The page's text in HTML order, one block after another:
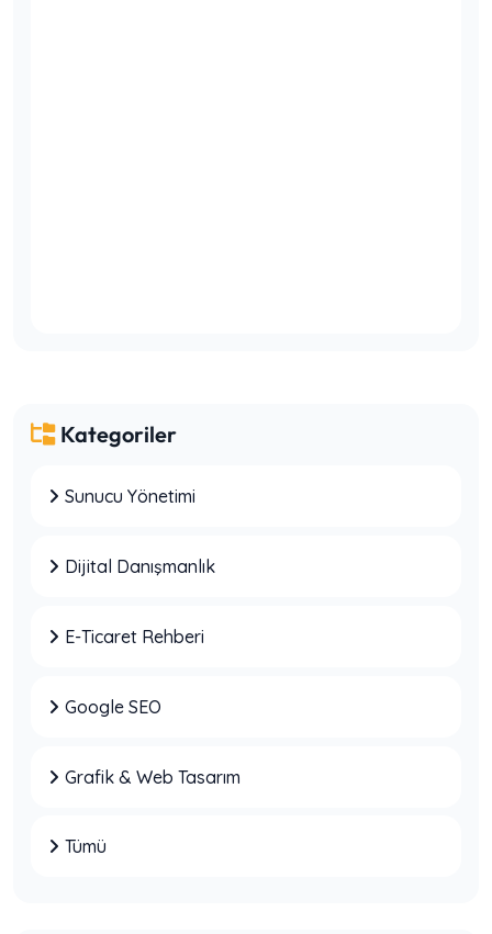
Kategoriler
Sunucu Yönetimi
Dijital Danışmanlık
E-Ticaret Rehberi
Google SEO
Grafik & Web Tasarım
Tümü
İşletmelerin Yaptığı 7 Temel Hata
Web Hosting mi VPS mi? Hangisini